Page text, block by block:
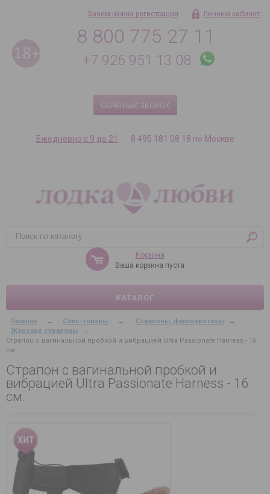
8 800 775 27 11
+7 926 951 13 08
ОБРАТНЫЙ ЗВОНОК
Зачем нужна регистрация Личный кабинет
Ежедневно с 9 до 21 8 495 181 08 18 по Москве
Корзина
Ваша корзина пуста
КАТАЛОГ
Главная → Секс-товары → Страпоны, фаллопротезы
→
Женские страпоны
→
Страпон с вагинальной пробкой и вибрацией Ultra Passionate Harness - 16
см.
Страпон с вагинальной пробкой и
вибрацией Ultra Passionate Harness - 16
см.